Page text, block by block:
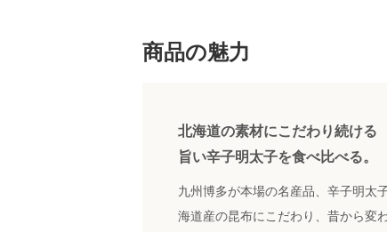
商品の魅力
北海道の素材にこだわり続ける
旨い辛子明太子を食べ比べる。
九州博多が本場の名産品、辛子明太
海道産の昆布にこだわり、昔から変